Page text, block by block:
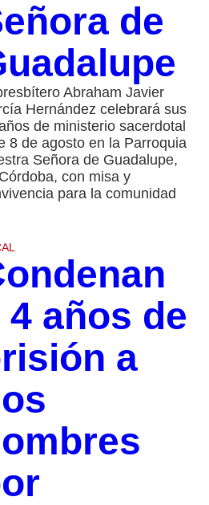
de
Abraham Javier
Hernández celebrará sus
de ministerio sacerdotal
8 de agosto en la Parroquia
Señora de Guadalupe,
con misa y
para la comunidad
4 años de
a